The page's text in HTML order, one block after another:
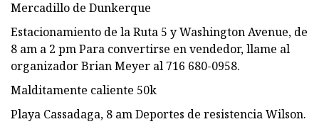
Mercadillo de Dunkerque
Estacionamiento de la Ruta 5 y Washington Avenue, de
8 am a 2 pm Para convertirse en vendedor, llame al
organizador Brian Meyer al 716 680-0958.
Malditamente caliente 50k
Playa Cassadaga, 8 am Deportes de resistencia Wilson.